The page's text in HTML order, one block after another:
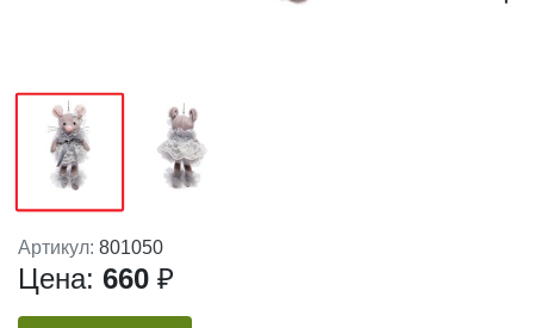
Артикул: 801050
Цена: 660 ₽